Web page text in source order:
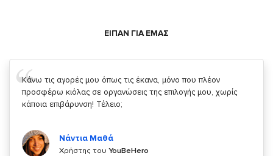
ΕΙΠΑΝ ΓΙΑ ΕΜΑΣ
Σας ευχαριστώ που μας δίνετε την δυνατότητα να κάνουμε
κάτι!
Χρήστης τουYouBeHero